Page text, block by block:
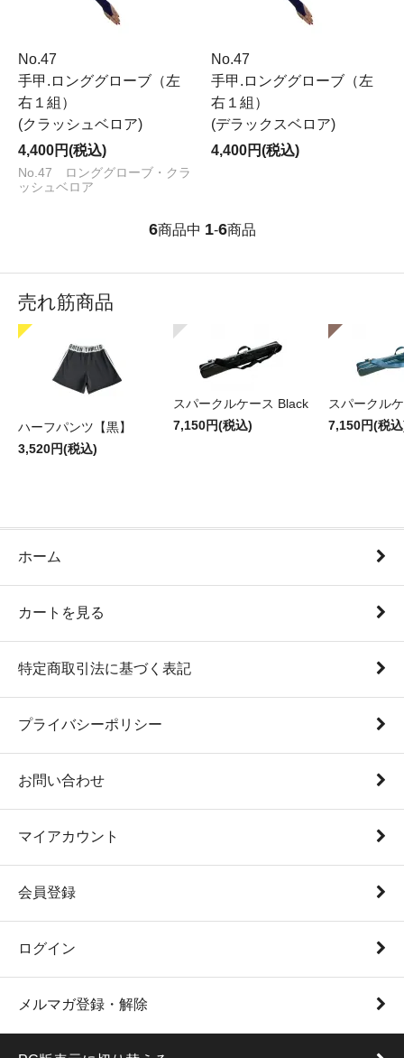
No.47
手甲.ロンググローブ（左
右１組）
(クラッシュベロア)
4,400円(税込)
No.47 ロンググローブ・クラ
ッシュベロア
No.47
手甲.ロンググローブ（左
右１組）
(デラックスベロア)
4,400円(税込)
6商品中 1-6商品
売れ筋商品
ハーフパンツ【黒】
3,520円(税込)
スパークルケース Black
7,150円(税込)
スパークル
7,150円(税
ホーム
カートを見る
特定商取引法に基づく表記
プライバシーポリシー
お問い合わせ
マイアカウント
会員登録
ログイン
メルマガ登録・解除